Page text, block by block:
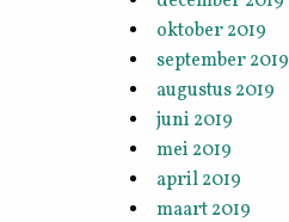
oktober 2019
september 2019
augustus 2019
juni 2019
mei 2019
april 2019
maart 2019